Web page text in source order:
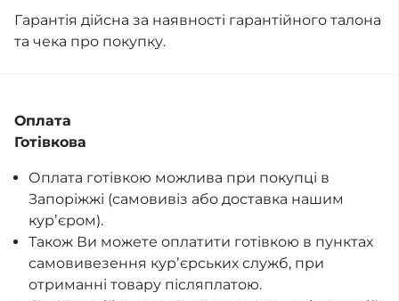
Гарантія дійсна за наявності гарантійного талона
та чека про покупку.
Оплата
Готівкова
Оплата готівкою можлива при покупці в
Запоріжжі (самовивіз або доставка нашим
курʼєром).
Також Ви можете оплатити готівкою в пунктах
самовивезення курʼєрських служб, при
отриманні товару післяплатою.